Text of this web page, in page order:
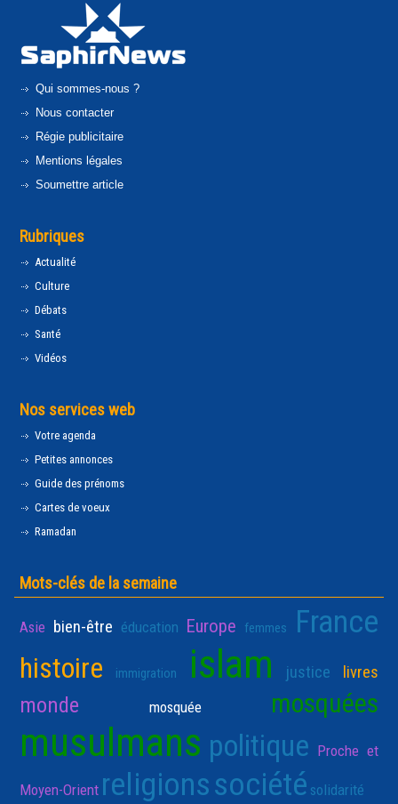
Qui sommes-nous ?
Nous contacter
Régie publicitaire
Mentions légales
Soumettre article
Rubriques
Actualité
Culture
Débats
Santé
Vidéos
Nos services web
Votre agenda
Petites annonces
Guide des prénoms
Cartes de voeux
Ramadan
Mots-clés de la semaine
Asie bien-être éducation Europe femmes France
histoire immigration islam justice livres
monde mosquée mosquées
musulmans politique Proche et
Moyen-Orient religionssociété solidarité